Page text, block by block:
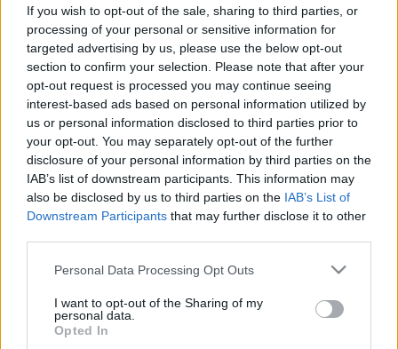
If you wish to opt-out of the sale, sharing to third parties, or
processing of your personal or sensitive information for
targeted advertising by us, please use the below opt-out
section to confirm your selection. Please note that after your
opt-out request is processed you may continue seeing
interest-based ads based on personal information utilized by
us or personal information disclosed to third parties prior to
your opt-out. You may separately opt-out of the further
disclosure of your personal information by third parties on the
IAB’s list of downstream participants. This information may
also be disclosed by us to third parties on the IAB’s List of
Downstream Participants that may further disclose it to other
Please note that this website/app uses one or more Google
not limited to your visit or usage behaviour. You may click to
grant or deny consent to Google and its third-party tags to
use your data for below specified purposes in below Google
Personal Data Processing Opt Outs
I want to opt-out of the Sharing of my
personal data.
Opted In
elkövetnek